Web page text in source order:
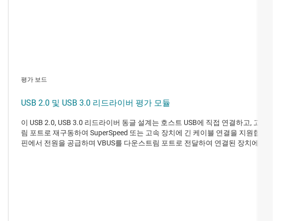
평가 보드
USB 2.0 및 USB 3.0 리드라이버 평가 모듈
이 USB 2.0, USB 3.0 리드라이버 동글 설계는 호스트 USB에 직접 연결하고, 고속 또
림 포트로 재구동하여 SuperSpeed 또는 고속 장치에 긴 케이블 연결을 지원합니다.
핀에서 전원을 공급하며 VBUS를 다운스트림 포트로 전달하여 연결된 장치에 전원을